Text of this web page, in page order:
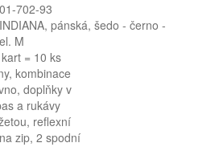
702-93
pánská, šedo - černo -
M
= 10 ks
kombinace
doplňky v
a rukávy
reflexní
zip, 2 spodní